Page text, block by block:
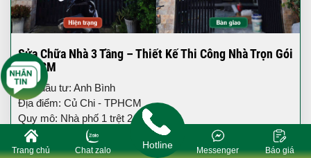
Sửa Chữa Nhà 3 Tầng – Thiết Kế Thi Công Nhà Trọn Gói
TPHCM
Chủ đầu tư: Anh Bình
Địa điểm: Củ Chi - TPHCM
Quy mô: Nhà phố 1 trệt 2 lầu
Trang chủ Chat zalo Báo giá
Messenger
Hotline